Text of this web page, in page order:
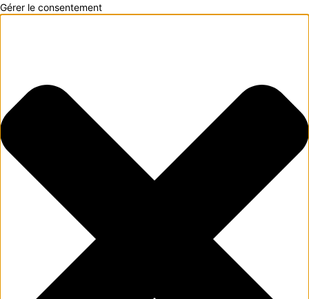
Gérer le consentement